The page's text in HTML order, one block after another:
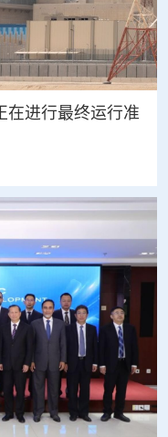
在进行最终运行准